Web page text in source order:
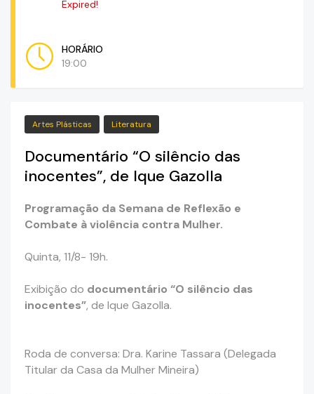
Expired!
HORÁRIO
19:00
Artes Plásticas Literatura
Documentário “O silêncio das
inocentes”, de Ique Gazolla
Programação da Semana de Reflexão e
Combate à violência contra Mulher.
Quinta, 11/8- 19h.
Exibição do documentário “O silêncio das
inocentes”, de Ique Gazolla.
Roda de conversa: Dra. Karine Tassara (Delegada
Titular da Casa da Mulher Mineira)